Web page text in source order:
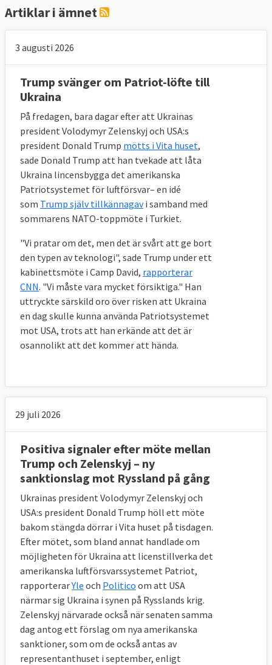
Artiklar i ämnet
3 augusti 2026
Trump svänger om Patriot-löfte till
Ukraina
På fredagen, bara dagar efter att Ukrainas
president Volodymyr Zelenskyj och USA:s
president Donald Trump mötts i Vita huset,
sade Donald Trump att han tvekade att låta
Ukraina lincensbygga det amerikanska
Patriotsystemet för luftförsvar– en idé
som Trump själv tillkännagavi samband med
sommarens NATO-toppmöte i Turkiet.
"Vi pratar om det, men det är svårt att ge bort
den typen av teknologi", sade Trump under ett
kabinettsmöte i Camp David, rapporterar
CNN. "Vi måste vara mycket försiktiga." Han
uttryckte särskild oro över risken att Ukraina
en dag skulle kunna använda Patriotsystemet
mot USA, trots att han erkände att det är
osannolikt att det kommer att hända.
29 juli 2026
Positiva signaler efter möte mellan
Trump och Zelenskyj – ny
sanktionslag mot Ryssland på gång
Ukrainas president Volodymyr Zelenskyj och
USA:s president Donald Trump höll ett möte
bakom stängda dörrar i Vita huset på tisdagen.
Efter mötet, som bland annat handlade om
möjligheten för Ukraina att licenstillverka det
amerikanska luftförsvarssystemet Patriot,
rapporterarYle och Politico om att USA
närmar sig Ukraina i synen på Rysslands krig.
Zelenskyj närvarade också när senaten samma
dag antog ett förslag om nya amerikanska
sanktioner, som om de också antas av
representanthuset i september, enligt